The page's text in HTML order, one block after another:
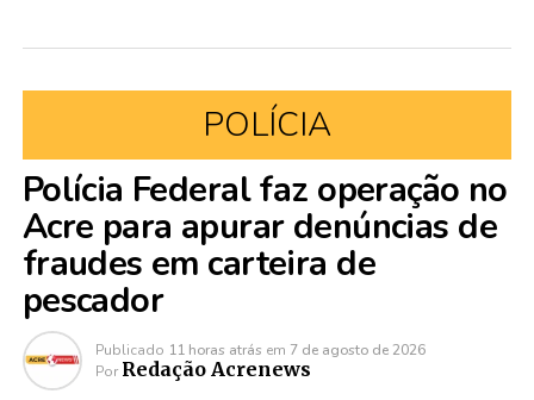
POLÍCIA
Polícia Federal faz operação no
Acre para apurar denúncias de
fraudes em carteira de
pescador
Publicado 11 horas atrás em 7 de agosto de 2026
Por Redação Acrenews